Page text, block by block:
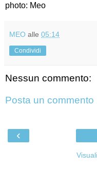
photo: Meo
MEO alle 05:14
Condividi
Nessun commento:
Posta un commento
‹